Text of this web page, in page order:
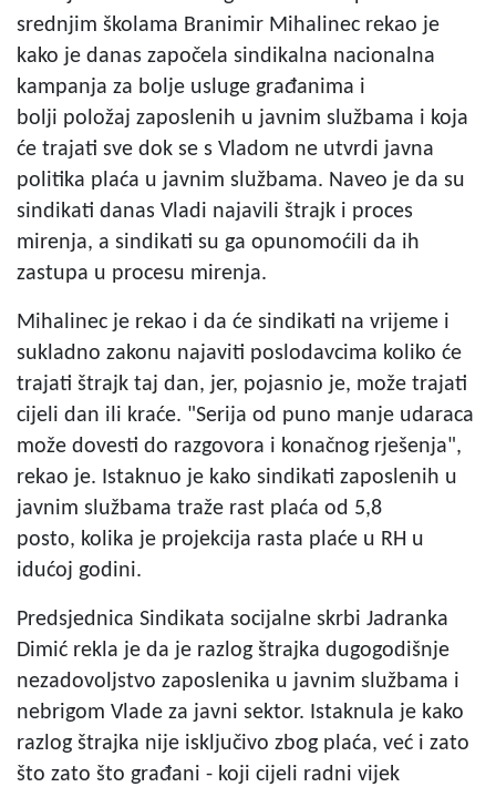
srednjim školama Branimir Mihalinec rekao je
kako je danas započela sindikalna nacionalna
kampanja za bolje usluge građanima i
bolji položaj zaposlenih u javnim službama i koja
će trajati sve dok se s Vladom ne utvrdi javna
politika plaća u javnim službama. Naveo je da su
sindikati danas Vladi najavili štrajk i proces
mirenja, a sindikati su ga opunomoćili da ih
zastupa u procesu mirenja.
Mihalinec je rekao i da će sindikati na vrijeme i
sukladno zakonu najaviti poslodavcima koliko će
trajati štrajk taj dan, jer, pojasnio je, može trajati
cijeli dan ili kraće. "Serija od puno manje udaraca
može dovesti do razgovora i konačnog rješenja",
rekao je. Istaknuo je kako sindikati zaposlenih u
javnim službama traže rast plaća od 5,8
posto, kolika je projekcija rasta plaće u RH u
idućoj godini.
Predsjednica Sindikata socijalne skrbi Jadranka
Dimić rekla je da je razlog štrajka dugogodišnje
nezadovoljstvo zaposlenika u javnim službama i
nebrigom Vlade za javni sektor. Istaknula je kako
razlog štrajka nije isključivo zbog plaća, već i zato
što zato što građani - koji cijeli radni vijek